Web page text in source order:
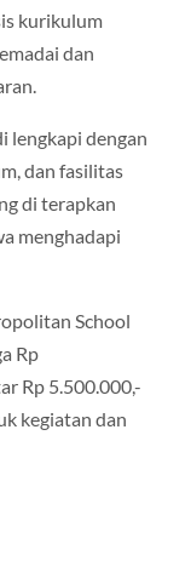
kurikulum
dan
lengkapi dengan
dan fasilitas
di terapkan
menghadapi
School
Rp
Rp 5.500.000,-
kegiatan dan